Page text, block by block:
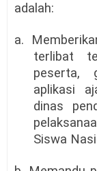
adalah:
a.
terlibat
peserta,
aplikasi
dinas
Siswa